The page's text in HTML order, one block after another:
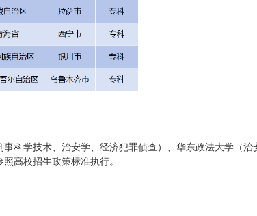
学技术、治安学、经济犯罪侦查）、华东政法大学（治
高校招生政策标准执行。